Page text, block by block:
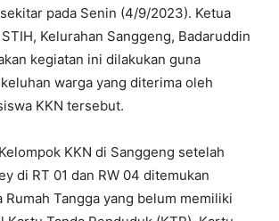
pada Senin (4/9/2023). Ketua
Kelurahan Sanggeng, Badaruddin
kegiatan ini dilakukan guna
warga yang diterima oleh
KKN tersebut.
KKN di Sanggeng setelah
di RT 01 dan RW 04 ditemukan
Rumah Tangga yang belum memiliki